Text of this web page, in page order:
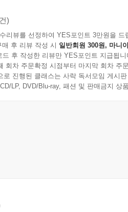
삼국유사』의 새로운 역주본이 고
역주본은 『삼국유사』의 새
위 『삼국유사』 박물지라 할 수 있
허황한 설,” “괴설”로 치부되어
로 인정받게 된 것이 어제오늘의
제들을 제시해 줄 것입니다.
성된 이 역주 『삼국유사』의 1권
)
리뷰를 선정하여 YES포인트 3만원을 드
후 리뷰 작성 시 일반회원 300원, 마니
드 후 작성한 리뷰만 YES포인트 지급됩니
회차 주문확정 시점부터 마지막 회차 주
로 진행된 클래스는 사락 독서모임 게시
LP, DVD/Blu-ray, 패션 및 판매금지 상